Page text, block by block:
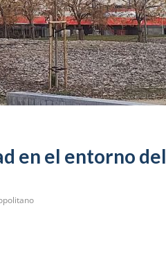
en el entorno del